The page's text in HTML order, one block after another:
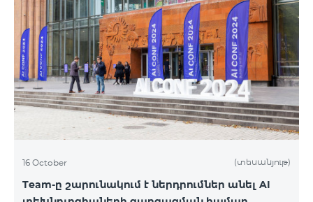
16 October (տեսանյութ)
Team-ը շարունակում է ներդրումներ անել AI